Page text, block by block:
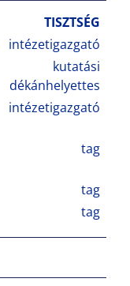
TISZTSÉG
intézetigazgató
kutatási
dékánhelyettes
intézetigazgató
tag
tag
tag